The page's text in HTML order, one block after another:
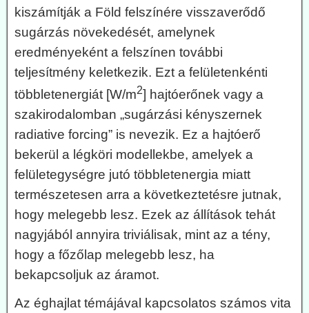
kiszámítják a Föld felszínére visszaverődő
sugárzás növekedését, amelynek
eredményeként a felszínen további
teljesítmény keletkezik. Ezt a felületenkénti
többletenergiát [W/m2] hajtóerőnek vagy a
szakirodalomban „sugárzási kényszernek
radiative forcing” is nevezik. Ez a hajtóerő
bekerül a légköri modellekbe, amelyek a
felületegységre jutó többletenergia miatt
természetesen arra a következtetésre jutnak,
hogy melegebb lesz. Ezek az állítások tehát
nagyjából annyira triviálisak, mint az a tény,
hogy a főzőlap melegebb lesz, ha
bekapcsoljuk az áramot.
Az éghajlat témájával kapcsolatos számos vita